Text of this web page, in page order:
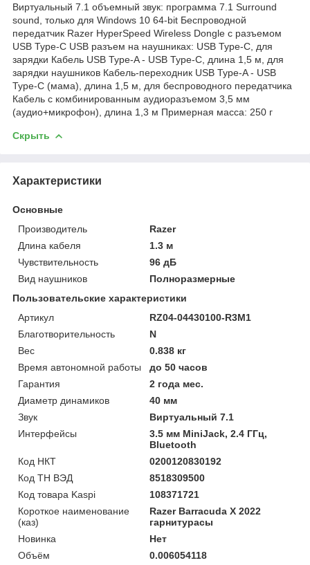
Виртуальный 7.1 объемный звук: программа 7.1 Surround
sound, только для Windows 10 64-bit Беспроводной
передатчик Razer HyperSpeed Wireless Dongle с разъемом
USB Type-C USB разъем на наушниках: USB Type-C, для
зарядки Кабель USB Type-A - USB Type-C, длина 1,5 м, для
зарядки наушников Кабель-переходник USB Type-A - USB
Type-C (мама), длина 1,5 м, для беспроводного передатчика
Кабель с комбинированным аудиоразъемом 3,5 мм
(аудио+микрофон), длина 1,3 м Примерная масса: 250 г
Скрыть
Характеристики
Основные
Производитель
Razer
Длина кабеля
1.3 м
Чувствительность
96 дБ
Вид наушников
Полноразмерные
Пользовательские характеристики
Артикул
RZ04-04430100-R3M1
Благотворительность
N
Вес
0.838 кг
Время автономной работы
до 50 часов
Гарантия
2 года мес.
Диаметр динамиков
40 мм
Звук
Виртуальный 7.1
Интерфейсы
3.5 мм MiniJack, 2.4 ГГц,
Bluetooth
Код НКТ
0200120830192
Код ТН ВЭД
8518309500
Код товара Kaspi
108371721
Короткое наименование
(каз)
Razer Barracuda X 2022
гарнитурасы
Новинка
Нет
Объём
0.006054118